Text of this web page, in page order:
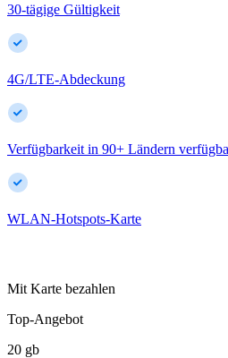
30-tägige Gültigkeit
4G/LTE-Abdeckung
Verfügbarkeit in 90+ Ländern
WLAN-Hotspots-Karte
Mit Karte bezahlen
Top-Angebot
20 gb